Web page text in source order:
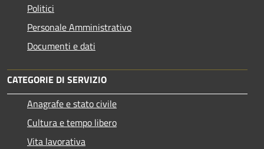
Politici
Personale Amministrativo
Documenti e dati
CATEGORIE DI SERVIZIO
Anagrafe e stato civile
Cultura e tempo libero
Vita lavorativa